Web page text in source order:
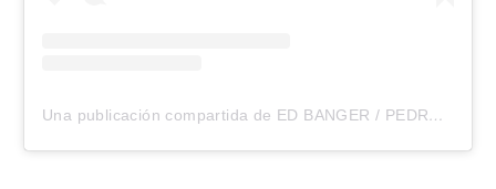
Una publicación compartida de ED BANGER / PEDRO WINTER (@edbanger)